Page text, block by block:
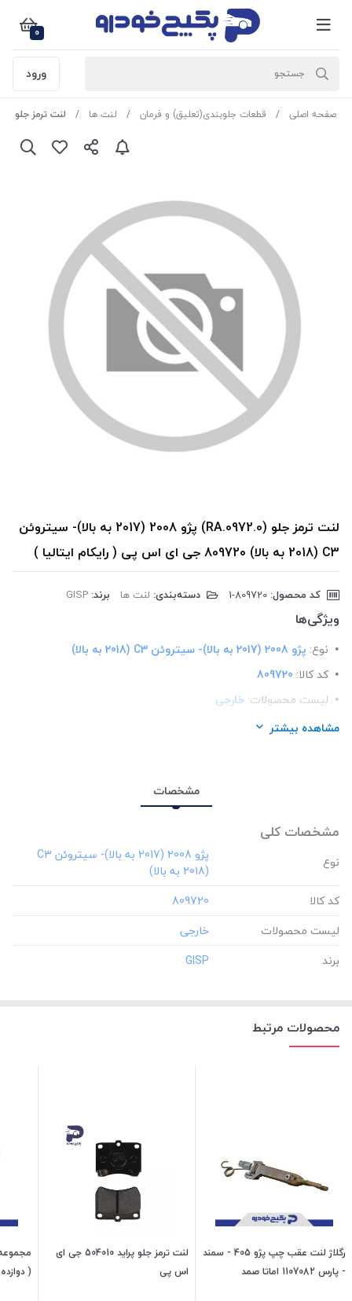
0
ورود
صفحه اصلی قطعات جلوبندی(تعلیق) و فرمان لنت ها لنت ترمز جلو (RA.0972.0) پژو 2008 (2017 به بالا)- سیتروئن C3 (2018 به بالا) 809720 جی ای اس پی ( رایکام ایتالیا )
لنت ترمز جلو (RA.0972.0) پژو 2008 (2017 به بالا)- سیتروئن
C3 (2018 به بالا) 809720 جی ای اس پی ( رایکام ایتالیا )
کد محصول: دسته‌بندی: لنت ها برند: GISP
ویژگی‌ها
نوع: پژو 2008 (2017 به بالا)- سیتروئن C3 (2018 به بالا)
کد کالا: 809720
لیست محصولات: خارجی
برند:GISP
مشاهده بیشتر
مشخصات
مشخصات کلی
نوع
‎پژو 2008 (2017 به بالا)- سیتروئن C3
(2018 به بالا)
کد کالا
‎809720
لیست محصولات
برند
‎GISP
محصولات مرتبط
رگلاژ لنت عقب چپ پژو 405 - سمند
- پارس 1107082 اماتا صمد
لنت ترمز جلو پراید 504010 جی ای
اس پی